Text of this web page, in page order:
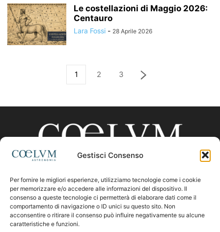
Gestisci Consenso
Per fornire le migliori esperienze, utilizziamo tecnologie come i cookie
per memorizzare e/o accedere alle informazioni del dispositivo. Il
consenso a queste tecnologie ci permetterà di elaborare dati come il
comportamento di navigazione o ID unici su questo sito. Non
acconsentire o ritirare il consenso può influire negativamente su alcune
caratteristiche e funzioni.
Le costellazioni di Maggio 2026:
Centauro
Lara Fossi - 28 Aprile 2026
1 2 3
CHI SIAMO
Contattaci:coelumastro@coelum.com